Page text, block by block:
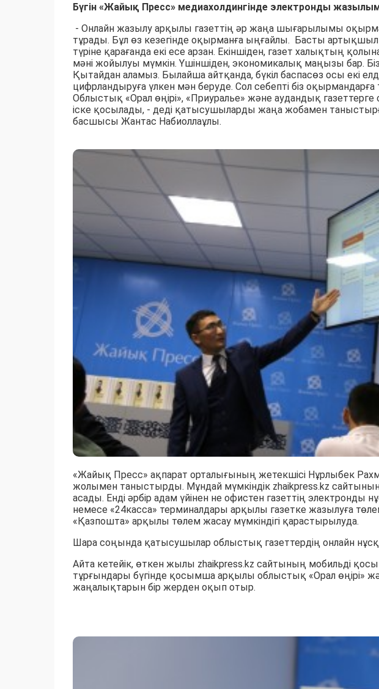
Бүгін «Жайық Пресс» медиахолдингінде электронды
- Онлайн жазылу арқылы газеттің әр жаңа шығарылымы
тұрады. Бұл өз кезегінде оқырманға ыңғайлы. Басты
түріне қарағанда екі есе арзан. Екіншіден, газет халықтың
мәні жойылуы мүмкін. Үшіншіден, экономикалық маңызы бар.
Қытайдан аламыз. Былайша айтқанда, бүкіл баспасөз осы екі
цифрландыруға үлкен мән беруде. Сол себепті біз оқырмандарға
Облыстық «Орал өңірі», «Приуралье» және аудандық
іске қосылады, - деді қатысушыларды жаңа жобамен
басшысы Жантас Набиоллаұлы.
«Жайық Пресс» ақпарат орталығының жетекшісі Нұрлыбек
жолымен таныстырды. Мұндай мүмкіндік zhaikpress.kz
асады. Енді әрбір адам үйінен не офистен газеттің электронды
немесе «24касса» терминалдары арқылы газетке жазылуға
«Қазпошта» арқылы төлем жасау мүмкіндігі қарастырылуда.
Шара соңында қатысушылар облыстық газеттердің онлайн
Айта кетейік, өткен жылы zhaikpress.kz сайтының мобильді
тұрғындары бүгінде қосымша арқылы облыстық «Орал өңірі»
жаңалықтарын бір жерден оқып отыр.